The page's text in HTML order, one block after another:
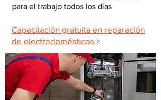
para el trabajo todos los días
Capacitación gratuita en reparación
de electrodomésticos >